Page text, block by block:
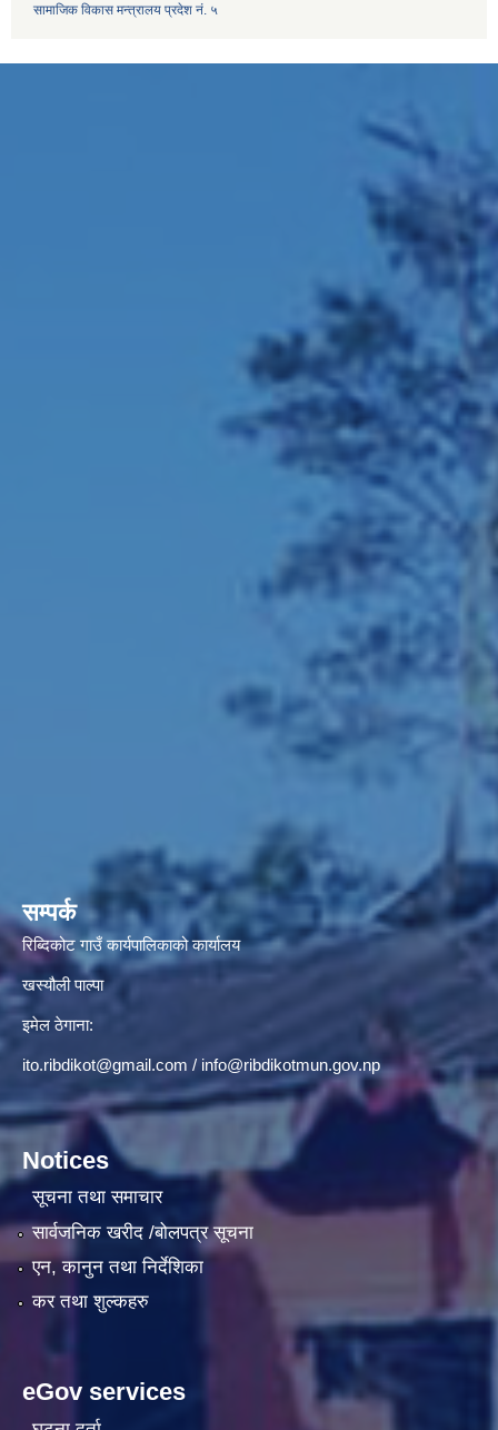
सामाजिक विकास मन्त्रालय प्रदेश नं. ५
सम्पर्क
रिब्दिकोट गाउँ कार्यपालिकाको कार्यालय
खस्यौली पाल्पा
इमेल ठेगाना:
ito.ribdikot@gmail.com / info@ribdikotmun.gov.np
Notices
सूचना तथा समाचार
सार्वजनिक खरीद /बोलपत्र सूचना
एन, कानुन तथा निर्देशिका
कर तथा शुल्कहरु
eGov services